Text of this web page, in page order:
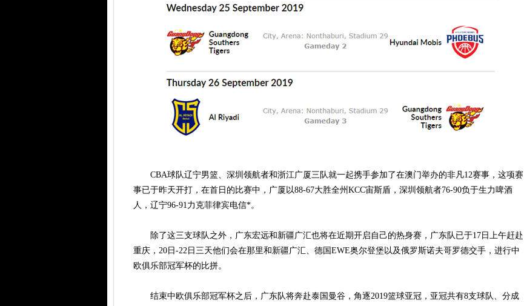
CBA球队辽宁男篮、深圳领航者和浙江广厦三队就一起携手参加了在澳门举办的非凡12赛事，这项赛
事已于昨天开打，在首日的比赛中，广厦以88-67大胜全州KCC宙斯盾，深圳领航者76-90负于生力啤酒
人，辽宁96-91力克菲律宾电信*。
除了这三支球队之外，广东宏远和新疆广汇也将在近期开启自己的热身赛，广东队已于17日上午赶赴
重庆，20日-22日三天他们会在那里和新疆广汇、德国EWE奥尔登堡以及俄罗斯诺夫哥罗德交手，进行中
欧俱乐部冠军杯的比拼。
结束中欧俱乐部冠军杯之后，广东队将奔赴泰国曼谷，角逐2019篮球亚冠，亚冠共有8支球队、分成